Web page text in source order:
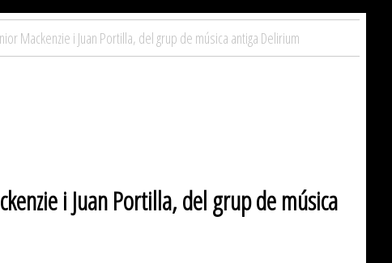
Mackenzie i Juan Portilla, del grup de música antiga Delirium
i Juan Portilla, del grup de música